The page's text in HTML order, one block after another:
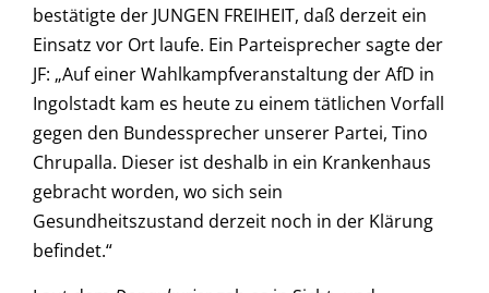
bestätigte der JUNGEN FREIHEIT, daß derzeit ein
Einsatz vor Ort laufe. Ein Parteisprecher sagte der
JF: „Auf einer Wahlkampfveranstaltung der AfD in
Ingolstadt kam es heute zu einem tätlichen Vorfall
gegen den Bundessprecher unserer Partei, Tino
Chrupalla. Dieser ist deshalb in ein Krankenhaus
gebracht worden, wo sich sein
Gesundheitszustand derzeit noch in der Klärung
befindet.“